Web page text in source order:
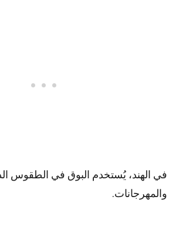
في الهند، يُستخدم البوق في الطقوس
والمهرجانات.